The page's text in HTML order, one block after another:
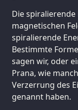
Die
magnetischen
spiralierende
Bestimmte
sagen wir, oder
Prana, wie
Verzerrung des
genannt haben.